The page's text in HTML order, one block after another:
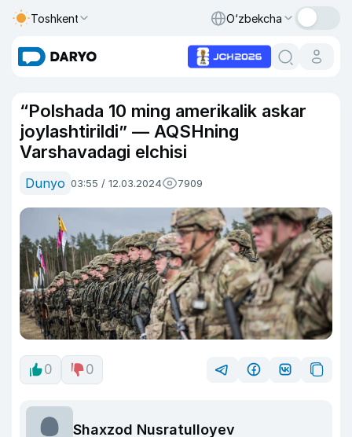
Toshkent O‘zbekcha
“Polshada 10 ming amerikalik askar
joylashtirildi” — AQSHning
Varshavadagi elchisi
Dunyo 03:55 / 12.03.2024 7909
0 0
Shaxzod Nusratulloyev